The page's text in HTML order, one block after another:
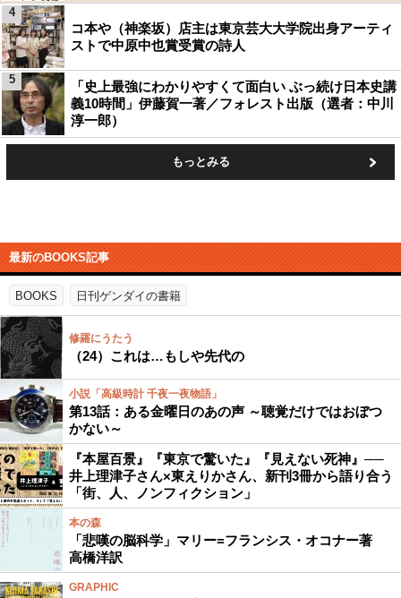
コ本や（神楽坂）店主は東京芸大大学院出身アーティ
ストで中原中也賞受賞の詩人
4
「史上最強にわかりやすくて面白い ぶっ続け日本史講
義10時間」伊藤賀一著／フォレスト出版（選者：中川
淳一郎）
5
もっとみる
最新のBOOKS記事
BOOKS 日刊ゲンダイの書籍
修羅にうたう
（24）これは…もしや先代の
小説「高級時計 千夜一夜物語」
第13話：ある金曜日のあの声 ～聴覚だけではおぼつ
かない～
『本屋百景』『東京で驚いた』『見えない死神』──
井上理津子さん×東えりかさん、新刊3冊から語り合う
「街、人、ノンフィクション」
本の森
「悲嘆の脳科学」マリー=フランシス・オコナー著
高橋洋訳
GRAPHIC